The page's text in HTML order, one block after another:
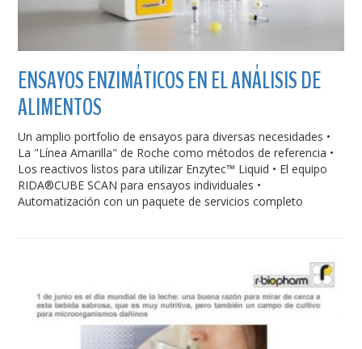
ENSAYOS ENZIMÁTICOS EN EL ANÁLISIS DE
ALIMENTOS
Un amplio portfolio de ensayos para diversas necesidades •
La "Línea Amarilla" de Roche como métodos de referencia •
Los reactivos listos para utilizar Enzytec™ Liquid • El equipo
RIDA®CUBE SCAN para ensayos individuales •
Automatización con un paquete de servicios completo